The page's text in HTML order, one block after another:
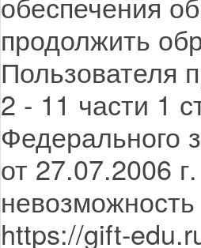
продолжить
Пользователя
2 - 11 части 1
Федерального
от 27.07.2006
https://gift-